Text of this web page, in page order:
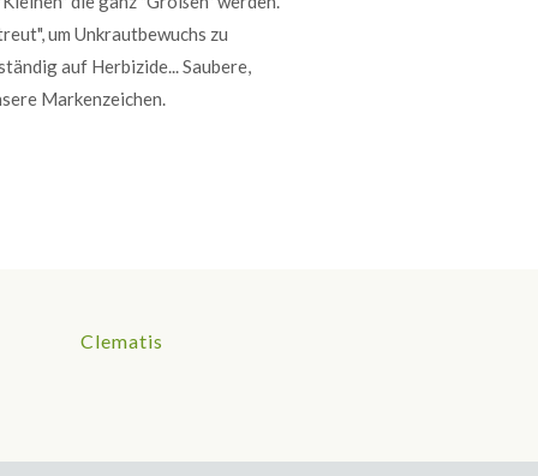
um Unkrautbewuchs zu
auf Herbizide... Saubere,
Markenzeichen.
Clematis